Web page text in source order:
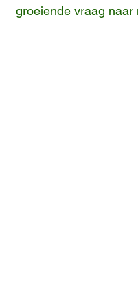
groeiende vraag